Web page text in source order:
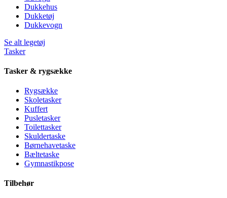
Dukkehus
Dukketøj
Dukkevogn
Se alt legetøj
Tasker
Tasker & rygsække
Rygsække
Skoletasker
Kuffert
Pusletasker
Toilettasker
Skuldertaske
Børnehavetaske
Bæltetaske
Gymnastikpose
Tilbehør